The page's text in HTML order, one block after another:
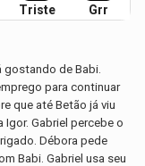
Triste Grr
gostando de Babi.
para continuar
que até Betão já viu
Igor. Gabriel percebe o
Débora pede
Babi. Gabriel usa seu